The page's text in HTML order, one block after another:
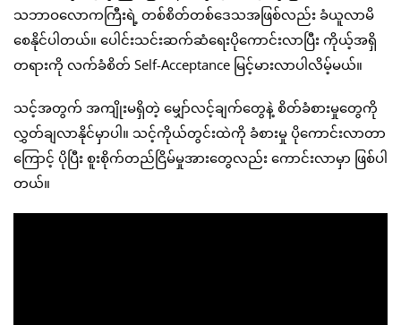
သဘာဝလောကကြီးရဲ့ တစ်စိတ်တစ်ဒေသအဖြစ်လည်း ခံယူလာမိ
စေနိုင်ပါတယ်။ ပေါင်းသင်းဆက်ဆံရေးပိုကောင်းလာပြီး ကိုယ့်အရှိ
တရားကို လက်ခံစိတ် Self-Acceptance မြင့်မားလာပါလိမ့်မယ်။
သင့်အတွက် အကျိုးမရှိတဲ့ မျှော်လင့်ချက်တွေနဲ့ စိတ်ခံစားမှုတွေကို
လွှတ်ချလာနိုင်မှာပါ။ သင့်ကိုယ်တွင်းထဲကို ခံစားမှု ပိုကောင်းလာတာ
ကြောင့် ပိုပြီး စူးစိုက်တည်ငြိမ်မှုအားတွေလည်း ကောင်းလာမှာ ဖြစ်ပါ
တယ်။